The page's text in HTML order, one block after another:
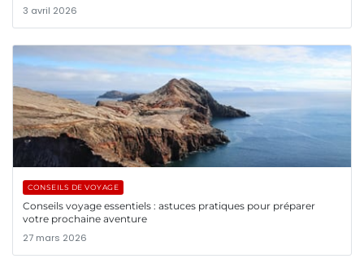
3 avril 2026
CONSEILS DE VOYAGE
Conseils voyage essentiels : astuces pratiques pour préparer
votre prochaine aventure
27 mars 2026